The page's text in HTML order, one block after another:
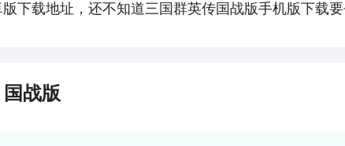
下载地址，还不知道三国群英传国战版手机版下载
战版